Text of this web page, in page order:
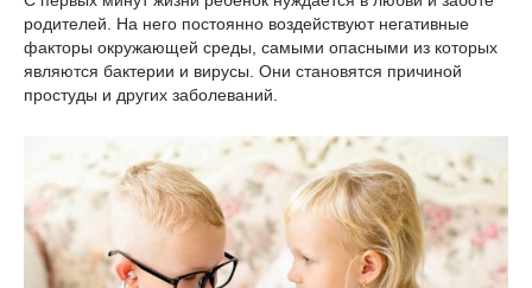
родителей. На него постоянно воздействуют негативные
факторы окружающей среды, самыми опасными из которых
являются бактерии и вирусы. Они становятся причиной
простуды и других заболеваний.